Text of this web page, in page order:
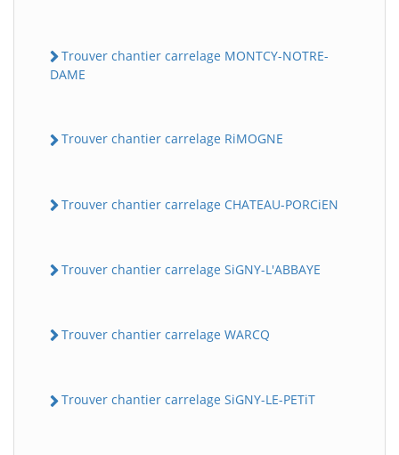
Trouver chantier carrelage MONTCY-NOTRE-
DAME
Trouver chantier carrelage RiMOGNE
Trouver chantier carrelage CHATEAU-PORCiEN
Trouver chantier carrelage SiGNY-L'ABBAYE
Trouver chantier carrelage WARCQ
Trouver chantier carrelage SiGNY-LE-PETiT